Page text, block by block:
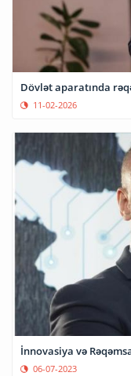
Dövlət aparatında
11-02-2026
İnnovasiya və
06-07-2023